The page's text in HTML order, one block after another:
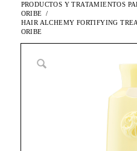
PRODUCTOS Y TRATAMIENTOS
ORIBE /
HAIR ALCHEMY FORTIFYING
ORIBE